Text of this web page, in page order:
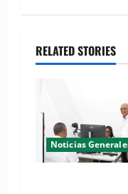
RELATED STORIES
Noticias